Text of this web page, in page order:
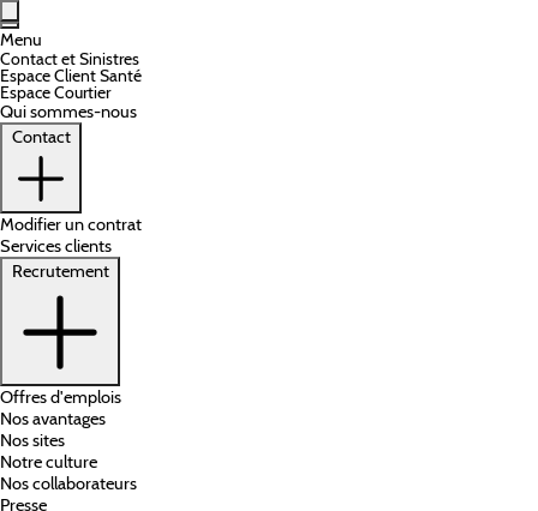
Aller au contenu principal
Menu
Contact et Sinistres
Espace Client Santé
Espace Courtier
Qui sommes-nous
Contact
Modifier un contrat
Services clients
Recrutement
Offres d'emplois
Nos avantages
Nos sites
Notre culture
Nos collaborateurs
Presse